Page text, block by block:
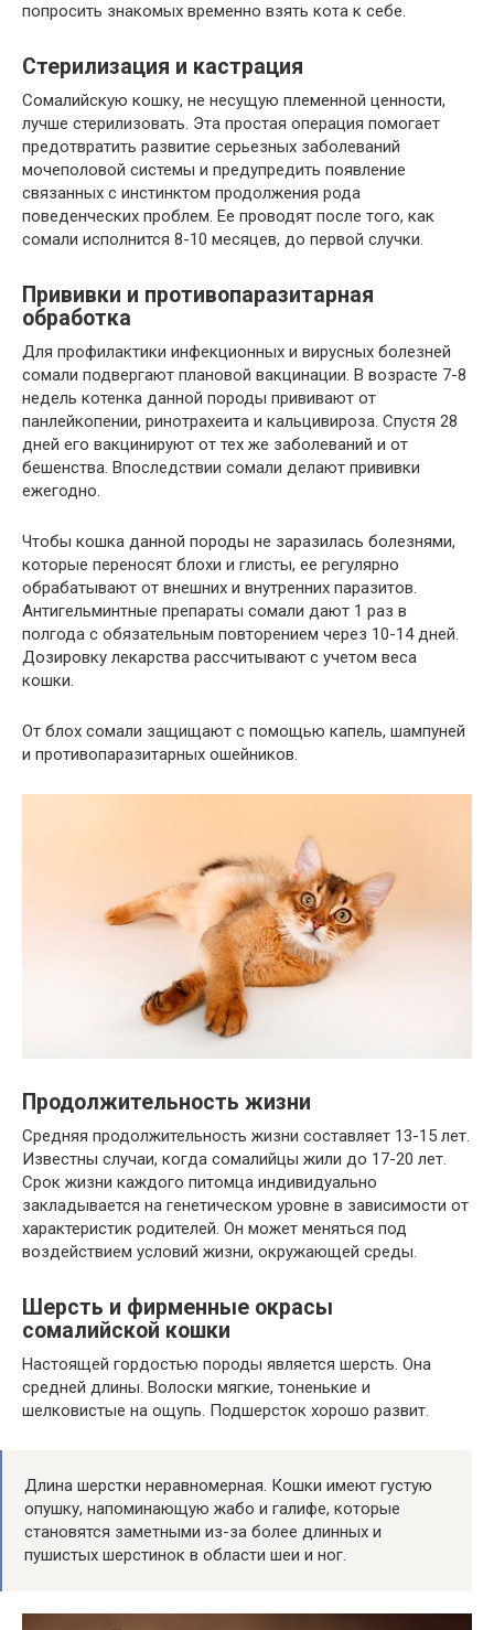
попросить знакомых временно взять кота к себе.
Стерилизация и кастрация
Сомалийскую кошку, не несущую племенной ценности,
лучше стерилизовать. Эта простая операция помогает
предотвратить развитие серьезных заболеваний
мочеполовой системы и предупредить появление
связанных с инстинктом продолжения рода
поведенческих проблем. Ее проводят после того, как
сомали исполнится 8-10 месяцев, до первой случки.
Прививки и противопаразитарная
обработка
Для профилактики инфекционных и вирусных болезней
сомали подвергают плановой вакцинации. В возрасте 7-8
недель котенка данной породы прививают от
панлейкопении, ринотрахеита и кальцивироза. Спустя 28
дней его вакцинируют от тех же заболеваний и от
бешенства. Впоследствии сомали делают прививки
ежегодно.
Чтобы кошка данной породы не заразилась болезнями,
которые переносят блохи и глисты, ее регулярно
обрабатывают от внешних и внутренних паразитов.
Антигельминтные препараты сомали дают 1 раз в
полгода с обязательным повторением через 10-14 дней.
Дозировку лекарства рассчитывают с учетом веса
кошки.
От блох сомали защищают с помощью капель, шампуней
и противопаразитарных ошейников.
Продолжительность жизни
Средняя продолжительность жизни составляет 13-15 лет.
Известны случаи, когда сомалийцы жили до 17-20 лет.
Срок жизни каждого питомца индивидуально
закладывается на генетическом уровне в зависимости от
характеристик родителей. Он может меняться под
воздействием условий жизни, окружающей среды.
Шерсть и фирменные окрасы
сомалийской кошки
Настоящей гордостью породы является шерсть. Она
средней длины. Волоски мягкие, тоненькие и
шелковистые на ощупь. Подшерсток хорошо развит.
Длина шерстки неравномерная. Кошки имеют густую
опушку, напоминающую жабо и галифе, которые
становятся заметными из-за более длинных и
пушистых шерстинок в области шеи и ног.